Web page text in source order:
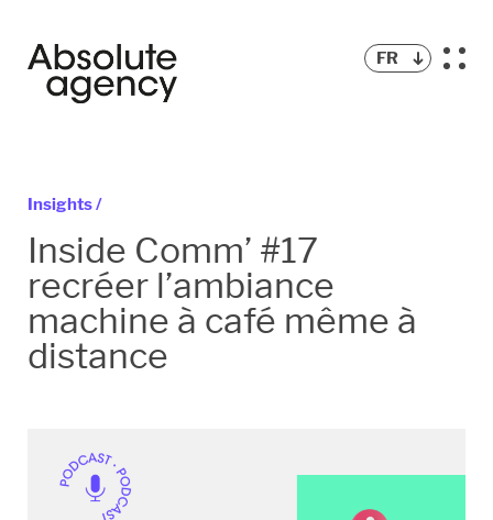
FR
Insights /
Inside Comm’ #17
recréer l’ambiance
machine à café même à
distance